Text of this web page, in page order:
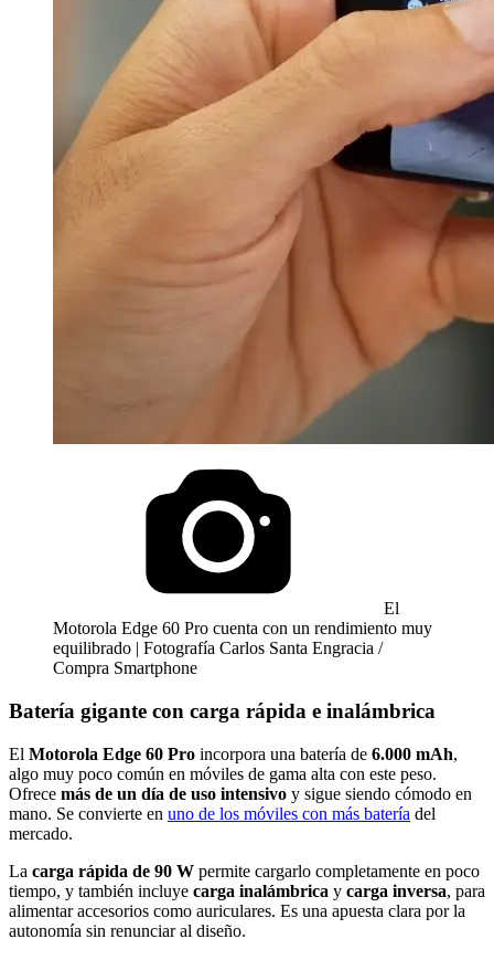
El
Motorola Edge 60 Pro cuenta con un rendimiento muy
equilibrado | Fotografía Carlos Santa Engracia /
Compra Smartphone
Batería gigante con carga rápida e inalámbrica
El Motorola Edge 60 Pro incorpora una batería de 6.000 mAh,
algo muy poco común en móviles de gama alta con este peso.
Ofrece más de un día de uso intensivo y sigue siendo cómodo en
mano. Se convierte en uno de los móviles con más batería del
mercado.
La carga rápida de 90 W permite cargarlo completamente en poco
tiempo, y también incluye carga inalámbrica y carga inversa, para
alimentar accesorios como auriculares. Es una apuesta clara por la
autonomía sin renunciar al diseño.